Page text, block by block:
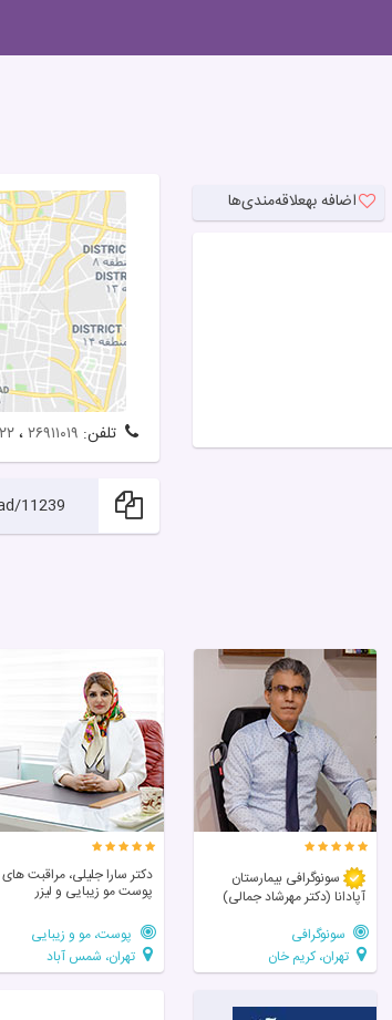
اضافه بهعلاقه‌مندی‌ها
تلفن: ۲۶۹۱۱۰۱۹،
11239
سونوگرافی بیمارستان
آپادانا (دکتر مهرشاد جمالی)
سونوگرافی
تهران، کریم خان
دکتر سارا جلیلی، مراقبت های
پوست مو زیبایی و لیزر
پوست، مو و زیبایی
تهران، شمس آباد